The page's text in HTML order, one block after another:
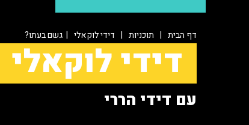
דף הבית | תוכניות | דידי לוקאלי | גשם בעתו?
דידי לוקאלי
עם דידי הררי